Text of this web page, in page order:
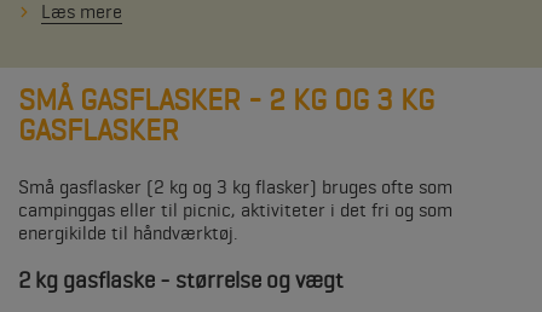
Læs mere
SMÅ GASFLASKER - 2 KG OG 3 KG
GASFLASKER
Små gasflasker (2 kg og 3 kg flasker) bruges ofte som
campinggas eller til picnic, aktiviteter i det fri og som
energikilde til håndværktøj.
2 kg gasflaske - størrelse og vægt